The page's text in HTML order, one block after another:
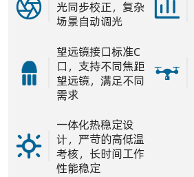
光同步校正，复杂
场景自动调光
望远镜接口标准C
口，支持不同焦距
望远镜，满足不同
需求
一体化热稳定设
计，严苛的高低温
考核，长时间工作
性能稳定